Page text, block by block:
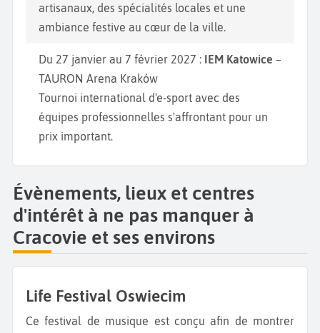
artisanaux, des spécialités locales et une
ambiance festive au cœur de la ville.
Du 27 janvier au 7 février 2027 : IEM Katowice –
TAURON Arena Kraków
Tournoi international d'e-sport avec des
équipes professionnelles s'affrontant pour un
prix important.
Évènements, lieux et centres
d'intérêt à ne pas manquer à
Cracovie et ses environs
Life Festival Oswiecim
Ce festival de musique est conçu afin de montrer